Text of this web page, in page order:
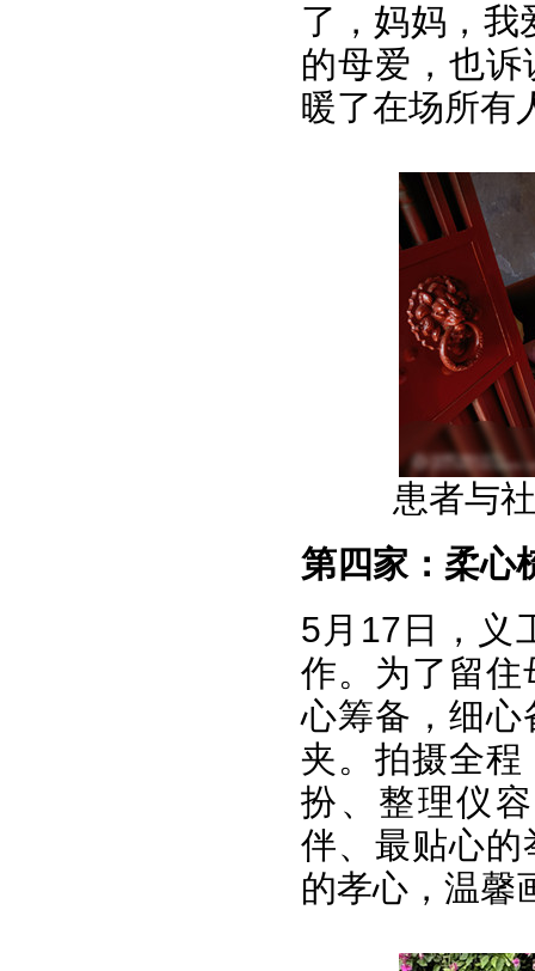
了，妈妈，我
的母爱，也
暖了在场所有
患者与
第四家： 柔心
5月17日，义
作。为了留
心筹备，细
夹。拍摄全
扮、整理仪
伴、最贴心
的孝心，温馨